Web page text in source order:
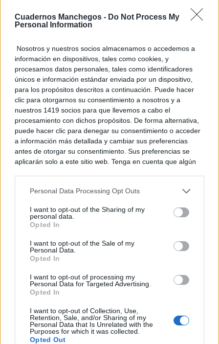
Cuadernos Manchegos - Do Not Process My
Personal Information
Nosotros y nuestros socios almacenamos o accedemos a
información en dispositivos, tales como cookies, y
procesamos datos personales, tales como identificadores
únicos e información estándar enviada por un dispositivo,
para los propósitos descritos a continuación. Puede hacer
clic para otorgarnos su consentimiento a nosotros y a
nuestros 1419 socios para que llevemos a cabo el
procesamiento con dichos propósitos. De forma alternativa,
puede hacer clic para denegar su consentimiento o acceder
a información más detallada y cambiar sus preferencias
antes de otorgar su consentimiento. Sus preferencias se
aplicarán solo a este sitio web. Tenga en cuenta que algún
rechazar tal procesamiento. Puede cambiar sus preferencias
a este sitio y haciendo clic en el botón "Privacidad" en la
parte inferior de la página web.
Please note that this website/app uses one or more Google
services and may gather and store information including but
not limited to your visit or usage behaviour. You may click to
use your data for below specified purposes in below Google
consent section.
Personal Data Processing Opt Outs
I want to opt-out of the Sharing of my
personal data.
Opted In
I want to opt-out of the Sale of my
Personal Data.
Opted In
I want to opt-out of processing my
Personal Data for Targeted Advertising.
Opted In
I want to opt-out of Collection, Use,
Retention, Sale, and/or Sharing of my
Personal Data that Is Unrelated with the
Purposes for which it was collected.
Opted Out
CIUDAD REAL 01/07/2025
situación sanitaria en Ciudad
Real y exige la apertura
inmediata de la unidad de
hemodiálisis en el Hospital de
Tomelloso
27/06/2025
CIUDAD REAL
Ricardo Chamorro: “Defender
FENAVIN es defender el futuro
del campo español, su
dimensión social y económica,
así como de nuestra identidad
como Nación”
06/05/2025
CIUDAD REAL
Ciudad Real se consolida como
epicentro nacional del duatlón
personas que han llenado
la provincia
2
Últimas noticias
España mira al cielo: el eclipse
total de Sol del 12 de agosto
marcará una jornada histórica
10/08/2026